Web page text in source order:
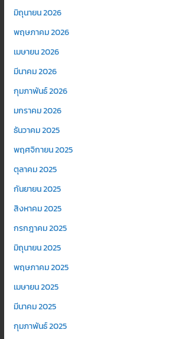
มิถุนายน 2026
พฤษภาคม 2026
เมษายน 2026
มีนาคม 2026
กุมภาพันธ์ 2026
มกราคม 2026
ธันวาคม 2025
พฤศจิกายน 2025
ตุลาคม 2025
กันยายน 2025
สิงหาคม 2025
กรกฎาคม 2025
มิถุนายน 2025
พฤษภาคม 2025
เมษายน 2025
มีนาคม 2025
กุมภาพันธ์ 2025